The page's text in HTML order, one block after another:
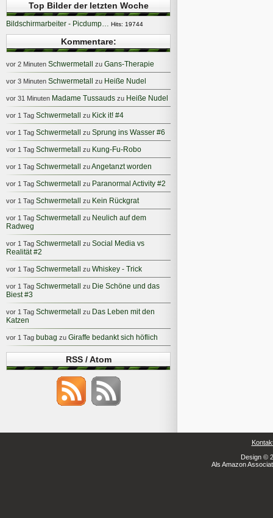
Top Bilder der letzten Woche
Bildschirmarbeiter - Picdump… Hits: 19744
Kommentare:
vor 2 Minuten Schwermetall zu Gans-Therapie
vor 3 Minuten Schwermetall zu Heiße Nudel
vor 31 Minuten Madame Tussauds zu Heiße Nudel
vor 1 Tag Schwermetall zu Kick it! #4
vor 1 Tag Schwermetall zu Sprung ins Wasser #6
vor 1 Tag Schwermetall zu Kung-Fu-Robo
vor 1 Tag Schwermetall zuAngetanzt worden
vor 1 Tag Schwermetall zu Paranormal Activity #2
vor 1 Tag Schwermetall zu Kein Rückgrat
vor 1 Tag Schwermetall zu Neulich auf dem
Radweg
vor 1 Tag Schwermetall zu Social Media vs
Realität #2
vor 1 Tag Schwermetall zu Whiskey - Trick
vor 1 Tag Schwermetall zu Die Schöne und das
Biest #3
vor 1 Tag Schwermetall zu Das Leben mit den
Katzen
vor 1 Tag bubag zu Giraffe bedankt sich höflich
RSS / Atom
Design ©
Als Amazon